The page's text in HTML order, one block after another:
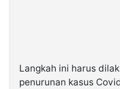
Langkah ini harus
penurunan kasus